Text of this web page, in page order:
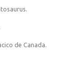
de Canada.